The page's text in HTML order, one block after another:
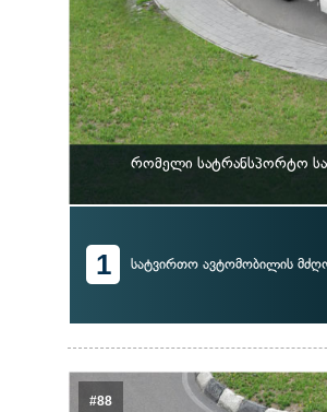
რომელი სატრანსპორტო
1 სატვირთო ავტომობილის
#88